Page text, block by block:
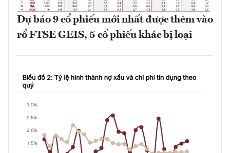
Dự báo 9 cổ phiếu mới nhất được thêm vào
rổ FTSE GEIS, 5 cổ phiếu khác bị loại